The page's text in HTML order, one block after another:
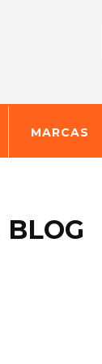
MARCAS
BLOG